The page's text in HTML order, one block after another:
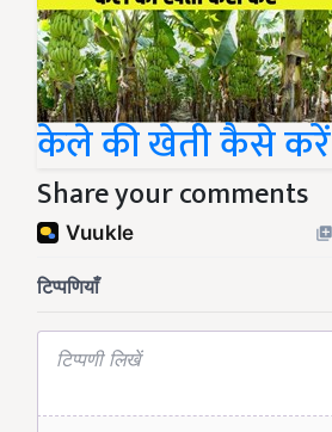
केले की खेती कैसे करें
Share your comments